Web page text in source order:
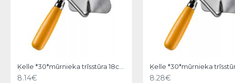
8.14€ 8.28€